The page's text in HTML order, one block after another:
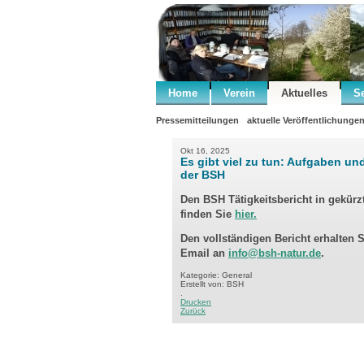
Home Verein Aktuelles
Pressemitteilungen aktuelle Veröffentlichungen
Okt 16, 2025
Es gibt viel zu tun: Aufgaben
der BSH
Den BSH Tätigkeitsbericht in
finden Sie hier.
Den vollständigen Bericht erhalten
Email an info@bsh-natur.de.
Kategorie: General
Erstellt von: BSH
Drucken
Zurück